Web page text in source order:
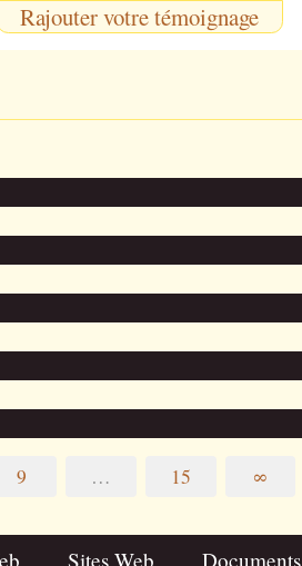
Rajouter votre témoignage
9 … 15 ∞
Sites Web Documents